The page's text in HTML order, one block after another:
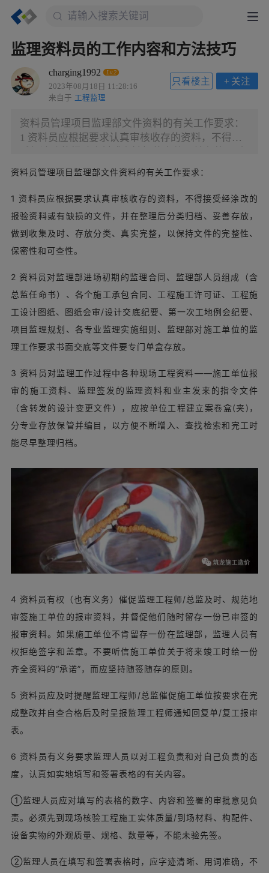
监理资料员的工作内容和方法技巧
charging1992 Lv.2
2023年08月18日 11:28:16
来自于 工程监理
+ 关注
只看楼主
资料员管理项目监理部文件资料的有关工作要求：
1 资料员应根据要求认真审核收存的资料，不得接
分类归档、妥善存放，做到收集及时、存放分类、
性。 2 资料员对监理部进场初期的监理合同、监理
部人员组成（含总监任命书）、各个施工承包合
同、工程施工许可证、工程施工设计图纸、图纸会
审/设计交底纪要、第一次工地例会纪要、项目监理
规划、各专业监理实施细则、监理部对施工单位的
资料员管理项目监理部文件资料的有关工作要求：
1 资料员应根据要求认真审核收存的资料，不得接受经涂改的
报验资料或有缺损的文件，并在整理后分类归档、妥善存放，
做到收集及时、存放分类、真实完整，以保持文件的完整性、
保密性和可查性。
2 资料员对监理部进场初期的监理合同、监理部人员组成（含
总监任命书）、各个施工承包合同、工程施工许可证、工程施
工设计图纸、图纸会审/设计交底纪要、第一次工地例会纪要、
项目监理规划、各专业监理实施细则、监理部对施工单位的监
理工作要求书面交底等文件要专门单盒存放。
3 资料员对监理工作过程中各种现场工程资料——施工单位报
审的施工资料、监理签发的监理资料和业主发来的指令文件
（含转发的设计变更文件），应按单位工程建立案卷盒(夹)，
分专业存放保管并编目，以方便不断增入、查找检索和完工时
能尽早整理归档。
4 资料员有权（也有义务）催促监理工程师/总监及时、规范地
审签施工单位的报审资料，并督促他们随时留存一份已审签的
报审资料。如果施工单位不肯留存一份在监理部，监理人员有
权拒绝签字和盖章。不要听信施工单位关于将来竣工时给一份
齐全资料的“承诺”，而应坚持随签随存的原则。
5 资料员应及时提醒监理工程师/总监催促施工单位按要求在完
成整改并自查合格后及时呈报监理工程师通知回复单/复工报审
表。
6 资料员有义务要求监理人员以对工程负责和对自己负责的态
度，认真如实地填写和签署表格的有关内容。
①监理人员应对填写的表格的数字、内容和签署的审批意见负
责。必须先到现场核验工程施工实体质量/到场材料、构配件、
设备实物的外观质量、规格、数量等，不能未验先签。
②监理人员在填写和签署表格时，应字迹清晰、用词准确，不